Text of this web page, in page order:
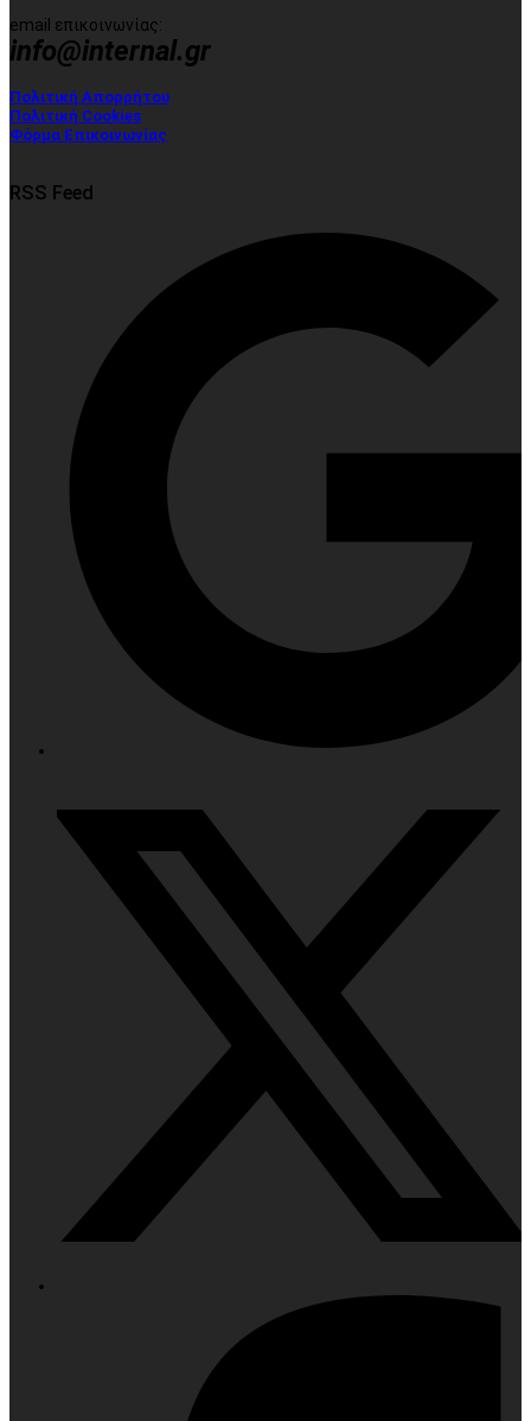
email επικοινωνίας:
info@internal.gr
Πολιτική Απορρήτου
Πολιτική Cookies
Φόρμα Επικοινωνίας
RSS Feed